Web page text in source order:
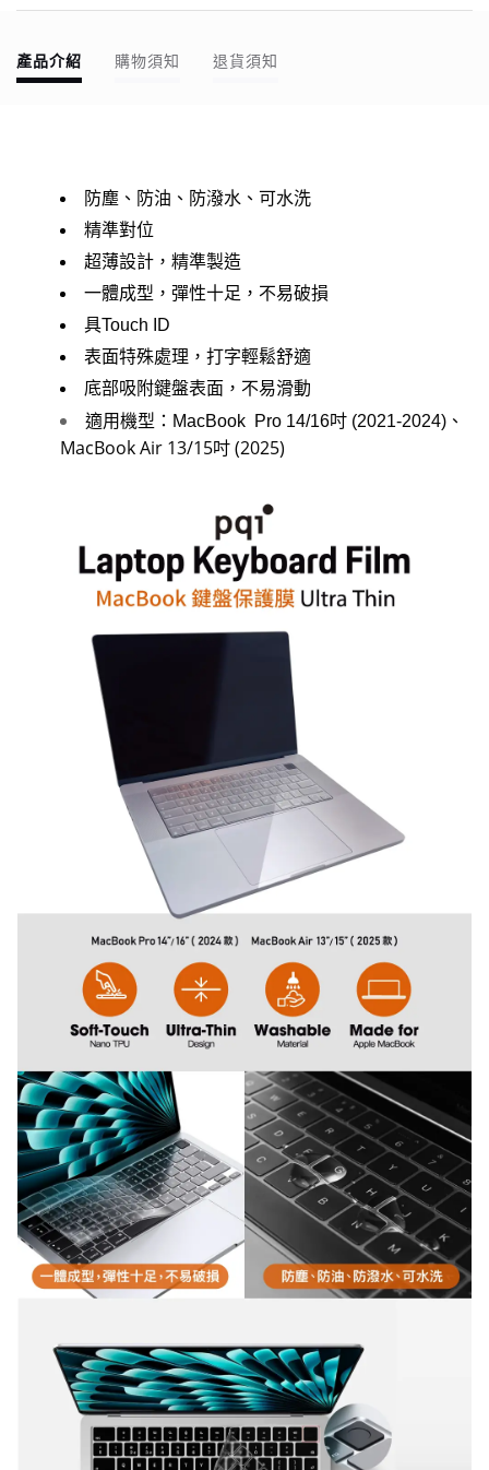
產品介紹 購物須知 退貨須知
防塵、防油、防潑水、可水洗
精準對位
超薄設計，精準製造
一體成型，彈性十足，不易破損
具Touch ID
表面特殊處理，打字輕鬆舒適
底部吸附鍵盤表面，不易滑動
適用機型：MacBook Pro 14/16吋 (2021-2024)、
MacBook Air 13/15吋 (2025)